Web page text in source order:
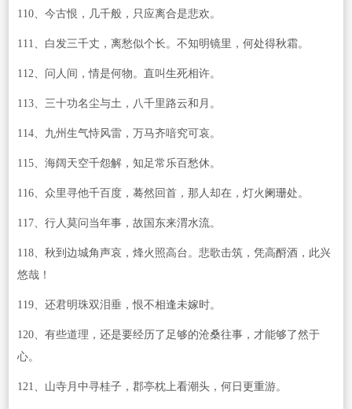
110、今古恨，几千般，只应离合是悲欢。
111、白发三千丈，离愁似个长。不知明镜里，何处得秋霜。
112、问人间，情是何物。直叫生死相许。
113、三十功名尘与土，八千里路云和月。
114、九州生气恃风雷，万马齐喑究可哀。
115、海阔天空千怨解，知足常乐百愁休。
116、众里寻他千百度，蓦然回首，那人却在，灯火阑珊处。
117、行人莫问当年事，故国东来渭水流。
118、秋到边城角声哀，烽火照高台。悲歌击筑，凭高酹酒，此兴
悠哉！
119、还君明珠双泪垂，恨不相逢未嫁时。
120、有些道理，还是要经历了足够的沧桑往事，才能够了然于
心。
121、山寺月中寻桂子，郡亭枕上看潮头，何日更重游。